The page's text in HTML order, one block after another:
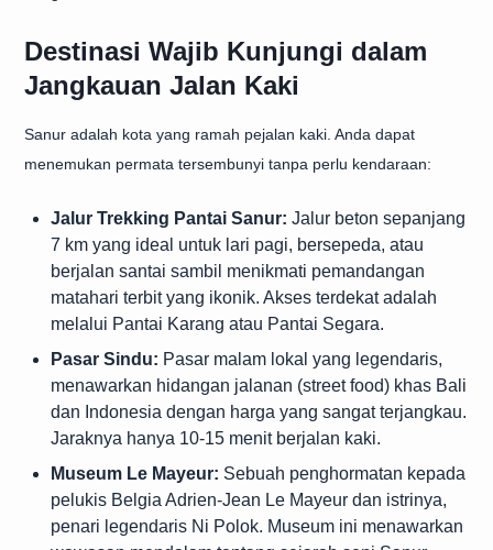
Destinasi Wajib Kunjungi dalam
Jangkauan Jalan Kaki
Sanur adalah kota yang ramah pejalan kaki. Anda dapat
menemukan permata tersembunyi tanpa perlu kendaraan:
Jalur Trekking Pantai Sanur: Jalur beton sepanjang
7 km yang ideal untuk lari pagi, bersepeda, atau
berjalan santai sambil menikmati pemandangan
matahari terbit yang ikonik. Akses terdekat adalah
melalui Pantai Karang atau Pantai Segara.
Pasar Sindu: Pasar malam lokal yang legendaris,
menawarkan hidangan jalanan (street food) khas Bali
dan Indonesia dengan harga yang sangat terjangkau.
Jaraknya hanya 10-15 menit berjalan kaki.
Museum Le Mayeur: Sebuah penghormatan kepada
pelukis Belgia Adrien-Jean Le Mayeur dan istrinya,
penari legendaris Ni Polok. Museum ini menawarkan